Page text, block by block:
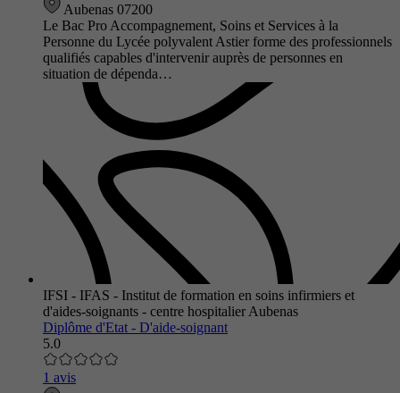
Aubenas 07200
Le Bac Pro Accompagnement, Soins et Services à la
Personne du Lycée polyvalent Astier forme des professionnels
qualifiés capables d'intervenir auprès de personnes en
situation de dépenda…
IFSI - IFAS - Institut de formation en soins infirmiers et
d'aides-soignants - centre hospitalier Aubenas
Diplôme d'Etat - D'aide-soignant
5.0
1 avis